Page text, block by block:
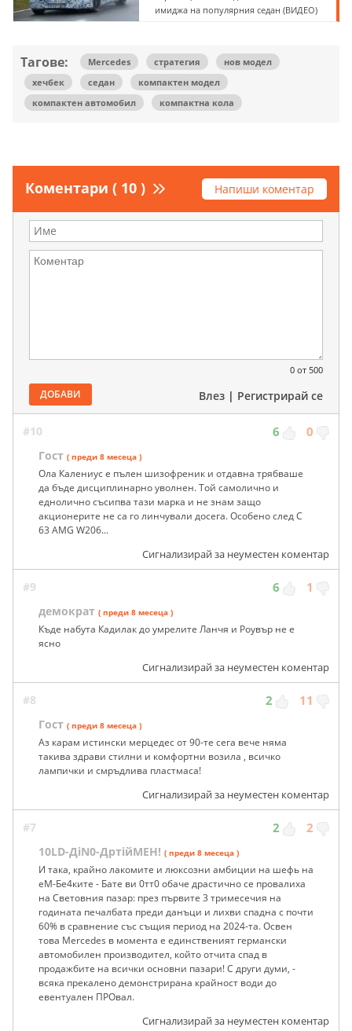
имиджа на популярния седан (ВИДЕО)
Тагове: Mercedes стратегия
нов модел
хечбек
седан
компактен модел
компактен автомобил
компактна кола
Коментари ( 10 ) Напиши коментар
0 от 500
ДОБАВИ Влез | Регистрирай се
#10 6 0
Гост ( преди 8 месеца )
Ола Калениус е пълен шизофреник и отдавна трябваше
да бъде дисциплинарно уволнен. Той самолично и
еднолично съсипва тази марка и не знам защо
акционерите не са го линчували досега. Особено след C
63 AMG W206...
Сигнализирай за неуместен коментар
#9 6 1
демократ ( преди 8 месеца )
Къде набута Кадилак до умрелите Ланчя и Роувър не е
ясно
Сигнализирай за неуместен коментар
#8 2 11
Гост ( преди 8 месеца )
Аз карам истински мерцедес от 90-те сега вече няма
такива здрави стилни и комфортни возила , всичко
лампички и смръдлива пластмаса!
Сигнализирай за неуместен коментар
#7 2 2
10LD-ДiN0-ДртiйМЕН! ( преди 8 месеца )
И така, крайно лакомите и люксозни амбиции на шефь на
еМ-Бе4ките - Бате ви 0тт0 обаче драстично се провалиха
на Световния пазар: през първите 3 тримесечия на
годината печалбата преди данъци и лихви спадна с почти
60% в сравнение със същия период на 2024-та. Освен
това Mercedes в момента е единственият германски
автомобилен производител, който отчита спад в
продажбите на всички основни пазари! С други думи, -
всяка прекалено демонстрирана крайност води до
евентуален ПРОвал.
Сигнализирай за неуместен коментар